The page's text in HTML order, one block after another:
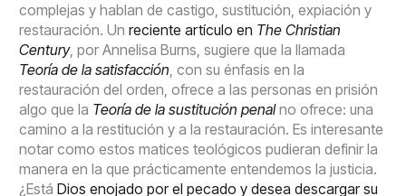
complejas y hablan de castigo, sustitución, expiación y
restauración. Unreciente artículo en The Christian
Century, por Annelisa Burns, sugiere que la llamada
Teoría de la satisfacción, con su énfasis en la
restauración del orden, ofrece a las personas en prisión
algo que la Teoría de la sustitución penalno ofrece: una
camino a la restitución y a la restauración. Es interesante
notar como estos matices teológicos pudieran definir la
manera en la que prácticamente entendemos la justicia.
¿EstáDios enojado por el pecado y desea descargar su